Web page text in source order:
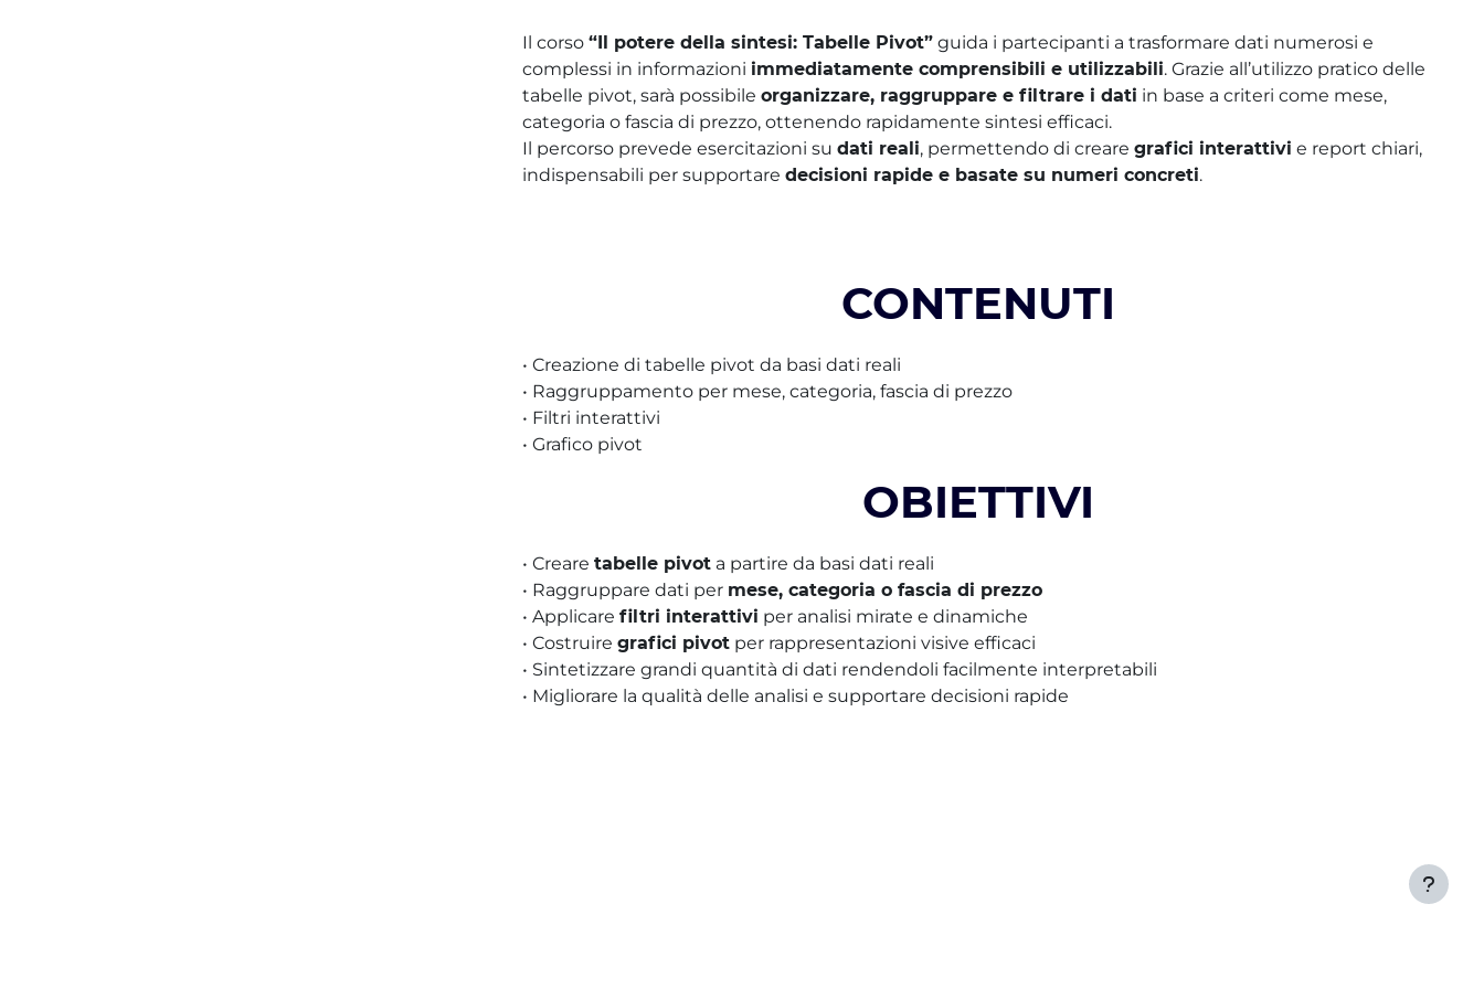
Il corso“Il potere della sintesi: Tabelle Pivot” guida i partecipanti a trasformare dati numerosi e
complessi in informazioni immediatamente comprensibili e utilizzabili. Grazie all’utilizzo pratico delle
tabelle pivot, sarà possibileorganizzare, raggruppare e filtrare i dati in base a criteri come mese,
categoria o fascia di prezzo, ottenendo rapidamente sintesi efficaci.
Il percorso prevede esercitazioni sudati reali, permettendo di crearegrafici interattivi e report chiari,
indispensabili per supportaredecisioni rapide e basate su numeri concreti.
CONTENUTI
• Creazione di tabelle pivot da basi dati reali
• Raggruppamento per mese, categoria, fascia di prezzo
• Filtri interattivi
• Grafico pivot
OBIETTIVI
• Crearetabelle pivot a partire da basi dati reali
• Raggruppare dati per mese, categoria o fascia di prezzo
• Applicarefiltri interattivi per analisi mirate e dinamiche
• Costruiregrafici pivot per rappresentazioni visive efficaci
• Sintetizzare grandi quantità di dati rendendoli facilmente interpretabili
• Migliorare la qualità delle analisi e supportare decisioni rapide